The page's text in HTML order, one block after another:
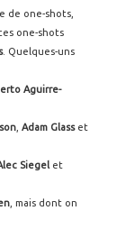
de one-shots,
one-shots
. Quelques-uns
Aguirre-
Adam Glasset
Siegel et
, mais dont on